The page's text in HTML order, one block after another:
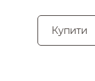
Купити